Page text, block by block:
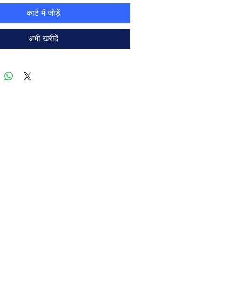
कार्ट में जोड़ें
अभी खरीदें